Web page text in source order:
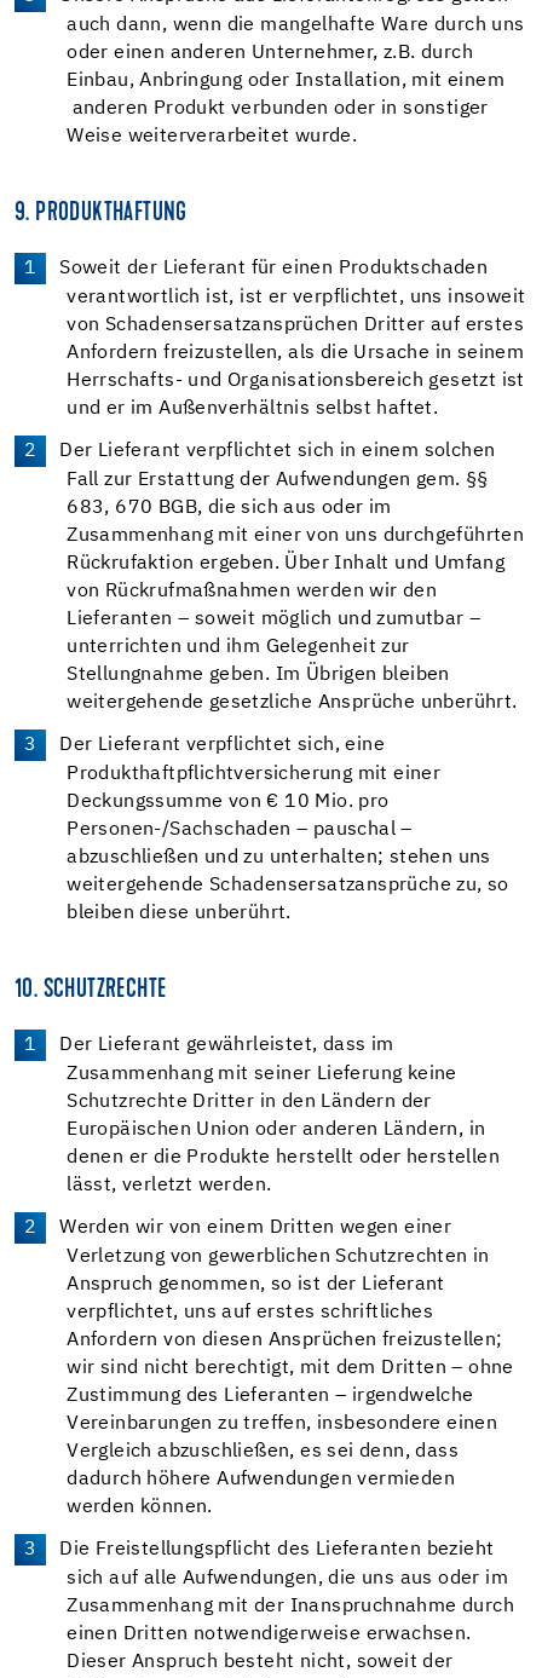
auch dann, wenn die mangelhafte Ware durch uns
oder einen anderen Unternehmer, z.B. durch
Einbau, Anbringung oder Installation, mit einem
anderen Produkt verbunden oder in sonstiger
Weise weiterverarbeitet wurde.
9. PRODUKTHAFTUNG
Soweit der Lieferant für einen Produktschaden
verantwortlich ist, ist er verpflichtet, uns insoweit
von Schadensersatzansprüchen Dritter auf erstes
Anfordern freizustellen, als die Ursache in seinem
Herrschafts- und Organisationsbereich gesetzt ist
und er im Außenverhältnis selbst haftet.
Der Lieferant verpflichtet sich in einem solchen
Fall zur Erstattung der Aufwendungen gem. §§
683, 670 BGB, die sich aus oder im
Zusammenhang mit einer von uns durchgeführten
Rückrufaktion ergeben. Über Inhalt und Umfang
von Rückrufmaßnahmen werden wir den
Lieferanten – soweit möglich und zumutbar –
unterrichten und ihm Gelegenheit zur
Stellungnahme geben. Im Übrigen bleiben
weitergehende gesetzliche Ansprüche unberührt.
Der Lieferant verpflichtet sich, eine
Produkthaftpflichtversicherung mit einer
Deckungssumme von € 10 Mio. pro
Personen-/Sachschaden – pauschal –
abzuschließen und zu unterhalten; stehen uns
weitergehende Schadensersatzansprüche zu, so
bleiben diese unberührt.
10. SCHUTZRECHTE
Der Lieferant gewährleistet, dass im
Zusammenhang mit seiner Lieferung keine
Schutzrechte Dritter in den Ländern der
Europäischen Union oder anderen Ländern, in
denen er die Produkte herstellt oder herstellen
lässt, verletzt werden.
Werden wir von einem Dritten wegen einer
Verletzung von gewerblichen Schutzrechten in
Anspruch genommen, so ist der Lieferant
verpflichtet, uns auf erstes schriftliches
Anfordern von diesen Ansprüchen freizustellen;
wir sind nicht berechtigt, mit dem Dritten – ohne
Zustimmung des Lieferanten – irgendwelche
Vereinbarungen zu treffen, insbesondere einen
Vergleich abzuschließen, es sei denn, dass
dadurch höhere Aufwendungen vermieden
werden können.
Die Freistellungspflicht des Lieferanten bezieht
sich auf alle Aufwendungen, die uns aus oder im
Zusammenhang mit der Inanspruchnahme durch
einen Dritten notwendigerweise erwachsen.
Dieser Anspruch besteht nicht, soweit der